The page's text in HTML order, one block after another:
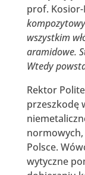
prof.
wszystkim
aramidowe.
Wtedy
Rektor
przeszkodę
Polsce.
wytyczne